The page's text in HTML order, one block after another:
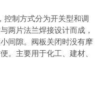
制方式分为开关型和调
两片法兰焊接设计而成，
间隙。阀板关闭时没有摩
。主要用于化工、建材、